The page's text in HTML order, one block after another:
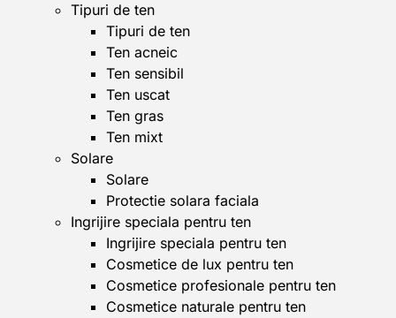
Tipuri de ten
Tipuri de ten
Ten acneic
Ten sensibil
Ten uscat
Ten gras
Ten mixt
Solare
Solare
Protectie solara faciala
Ingrijire speciala pentru ten
Ingrijire speciala pentru ten
Cosmetice de lux pentru ten
Cosmetice profesionale pentru ten
Cosmetice naturale pentru ten